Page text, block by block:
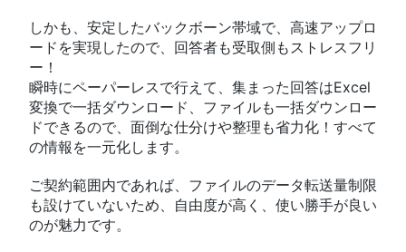
しかも、安定したバックボーン帯域で、高速アップロ
ードを実現したので、回答者も受取側もストレスフリ
ー！
瞬時にペーパーレスで行えて、集まった回答はExcel
変換で一括ダウンロード、ファイルも一括ダウンロー
ドできるので、面倒な仕分けや整理も省力化！すべて
の情報を一元化します。
ご契約範囲内であれば、ファイルのデータ転送量制限
も設けていないため、自由度が高く、使い勝手が良い
のが魅力です。